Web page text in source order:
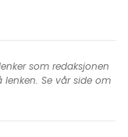
som redaksjonen
Se vår side om